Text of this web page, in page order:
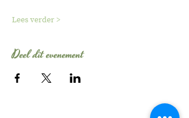
Lees verder >
Deel dit evenement